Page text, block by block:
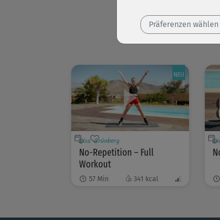
NEU
Lisa Grünberg
No-Repetition – Full
Workout
57 Min 341 kcal
Präferenzen wählen